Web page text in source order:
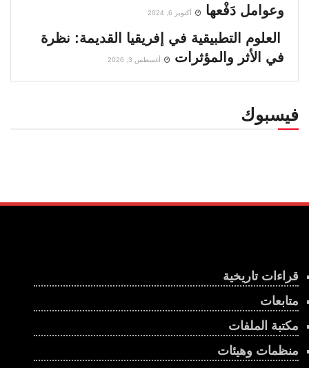
وعوامل دَفْعها
أكتوبر 6, 2024
العلوم التطبيقية في إفريقيا القديمة: نظرة
في الأثر والمؤثرات
أغسطس 3, 2026
فيسبوك
قراءات تاريخية
متابعات
مكتبة الملفات
منظمات وهيئات